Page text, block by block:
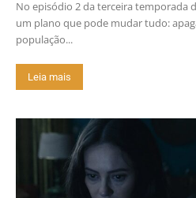
No episódio 2 da terceira temporada
um plano que pode mudar tudo:
população...
Leia mais